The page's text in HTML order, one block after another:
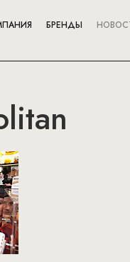
БРЕНДЫ